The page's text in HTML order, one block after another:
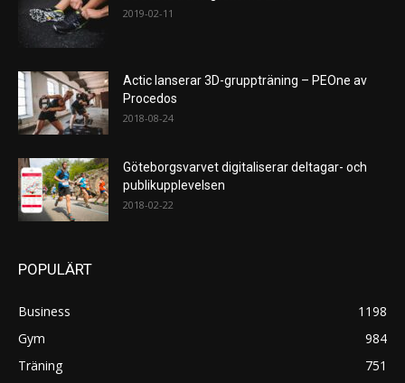
2019-02-11
Actic lanserar 3D-gruppträning – PEOne av
Procedos
2018-08-24
Göteborgsvarvet digitaliserar deltagar- och
publikupplevelsen
2018-02-22
POPULÄRT
Business
1198
Gym
984
Träning
751